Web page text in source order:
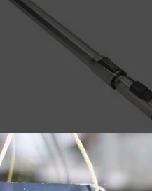
téléscopique Electrolux
35,90